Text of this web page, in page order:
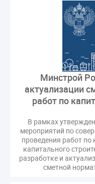
Минстрой
актуализации
работ по
В рамках
мероприятий по
проведения работ
капитального
разработке и
сметной